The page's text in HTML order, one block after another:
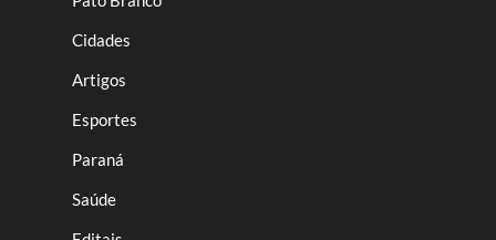
Cidades
Artigos
Esportes
Paraná
Saúde